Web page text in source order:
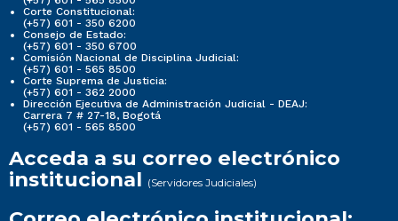
Corte Constitucional:
(+57) 601 - 350 6200
Consejo de Estado:
(+57) 601 - 350 6700
Comisión Nacional de Disciplina Judicial:
(+57) 601 - 565 8500
Corte Suprema de Justicia:
(+57) 601 - 362 2000
Dirección Ejecutiva de Administración Judicial - DEAJ:
Carrera 7 # 27-18, Bogotá
(+57) 601 - 565 8500
Acceda a su correo electrónico
institucional (Servidores Judiciales)